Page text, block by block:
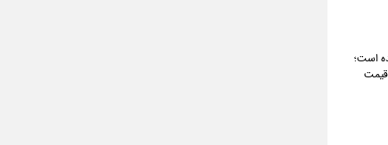
است؛
قیمت